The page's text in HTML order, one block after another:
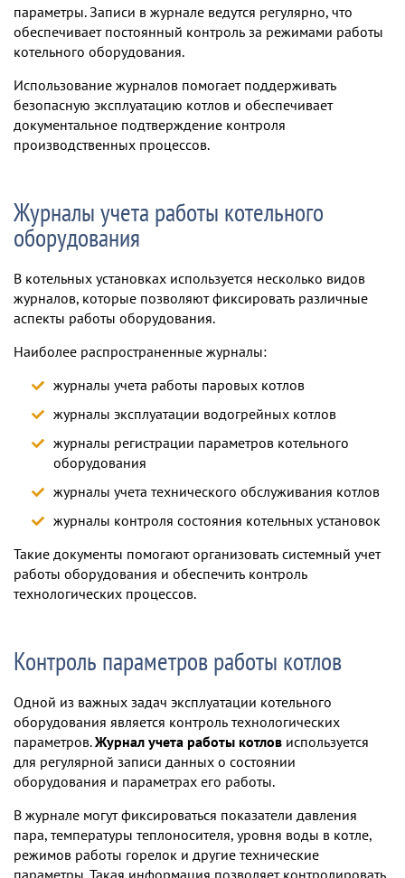
параметры. Записи в журнале ведутся регулярно, что
обеспечивает постоянный контроль за режимами работы
котельного оборудования.
Использование журналов помогает поддерживать
безопасную эксплуатацию котлов и обеспечивает
документальное подтверждение контроля
производственных процессов.
Журналы учета работы котельного
оборудования
В котельных установках используется несколько видов
журналов, которые позволяют фиксировать различные
аспекты работы оборудования.
Наиболее распространенные журналы:
журналы учета работы паровых котлов
журналы эксплуатации водогрейных котлов
журналы регистрации параметров котельного
оборудования
журналы учета технического обслуживания котлов
журналы контроля состояния котельных установок
Такие документы помогают организовать системный учет
работы оборудования и обеспечить контроль
технологических процессов.
Контроль параметров работы котлов
Одной из важных задач эксплуатации котельного
оборудования является контроль технологических
параметров.Журнал учета работы котлов используется
для регулярной записи данных о состоянии
оборудования и параметрах его работы.
В журнале могут фиксироваться показатели давления
пара, температуры теплоносителя, уровня воды в котле,
режимов работы горелок и другие технические
параметры. Такая информация позволяет контролировать